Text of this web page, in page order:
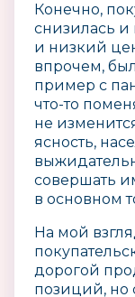
Конечно,
снизилась и
и низкий
впрочем,
пример с
что-то
не
ясность,
совершать
в основном
На мой
дорогой
позиций, но